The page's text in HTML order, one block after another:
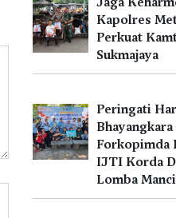
Kapolres
Perkuat
Sukmajaya
Peringati
Forkopimda
IJTI Korda
Lomba